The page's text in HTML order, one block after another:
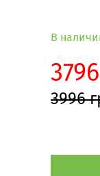
В
3996